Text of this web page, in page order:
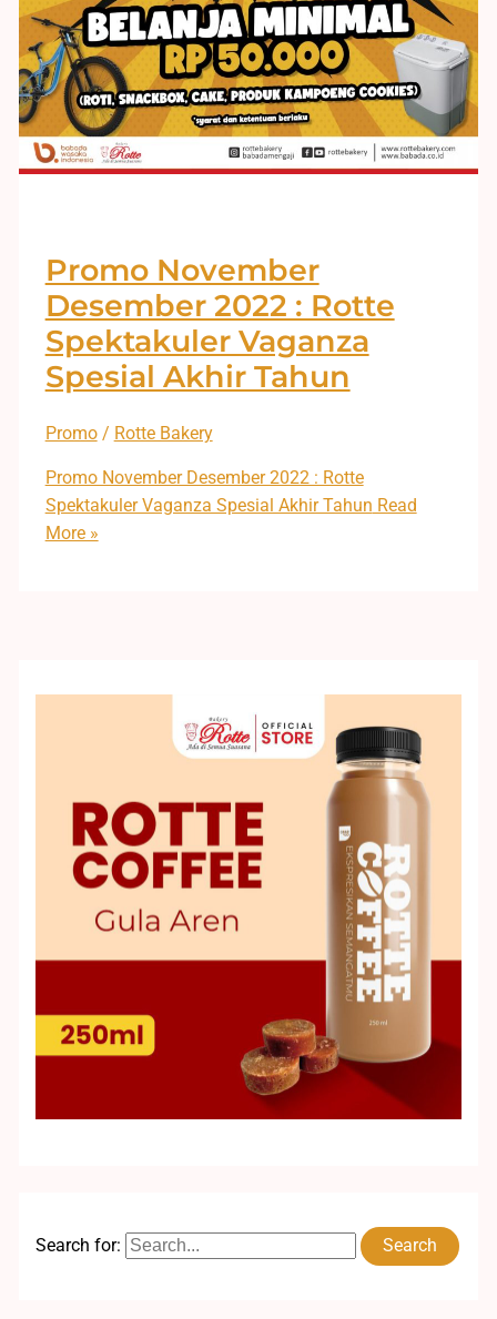
Promo November
Desember 2022 : Rotte
Spektakuler Vaganza
Spesial Akhir Tahun
Promo/ Rotte Bakery
Promo November Desember 2022 : Rotte
Spektakuler Vaganza Spesial Akhir Tahun Read
More »
Search for: